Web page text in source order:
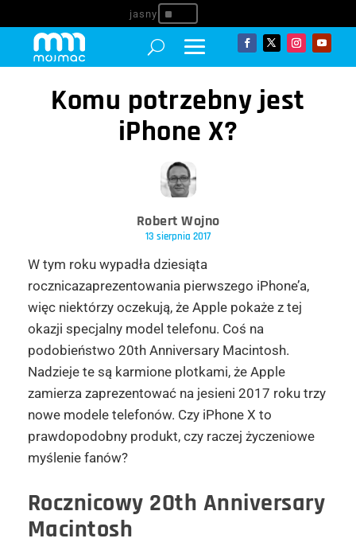
^
Komu potrzebny jest
iPhone X?
Robert Wojno
13 sierpnia 2017
W tym roku wypadła dziesiąta
rocznicazaprezentowania pierwszego iPhone’a,
więc niektórzy oczekują, że Apple pokaże z tej
okazji specjalny model telefonu. Coś na
podobieństwo 20th Anniversary Macintosh.
Nadzieje te są karmione plotkami, że Apple
zamierza zaprezentować na jesieni 2017 roku trzy
nowe modele telefonów. Czy iPhone X to
prawdopodobny produkt, czy raczej życzeniowe
myślenie fanów?
Rocznicowy 20th Anniversary
Macintosh